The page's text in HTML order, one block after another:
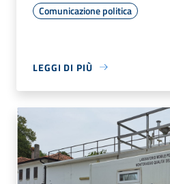
Comunicazione politica
LEGGI DI PIÙ